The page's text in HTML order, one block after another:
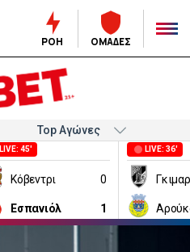
ΡΟΗ ΟΜΑΔΕΣ
LIVE: 45'
Κόβεντρι 0
Εσπανιόλ 1
LIVE: 36'